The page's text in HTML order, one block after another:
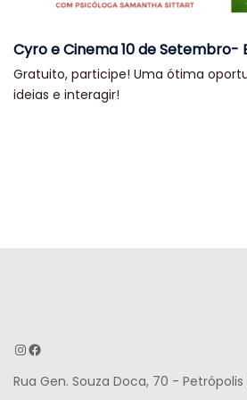
Cyro e Cinema 10 de Setembro-
Gratuito, participe! Uma ótima
ideias e interagir!
Instagram
Facebook
Rua Gen. Souza Doca, 70 -